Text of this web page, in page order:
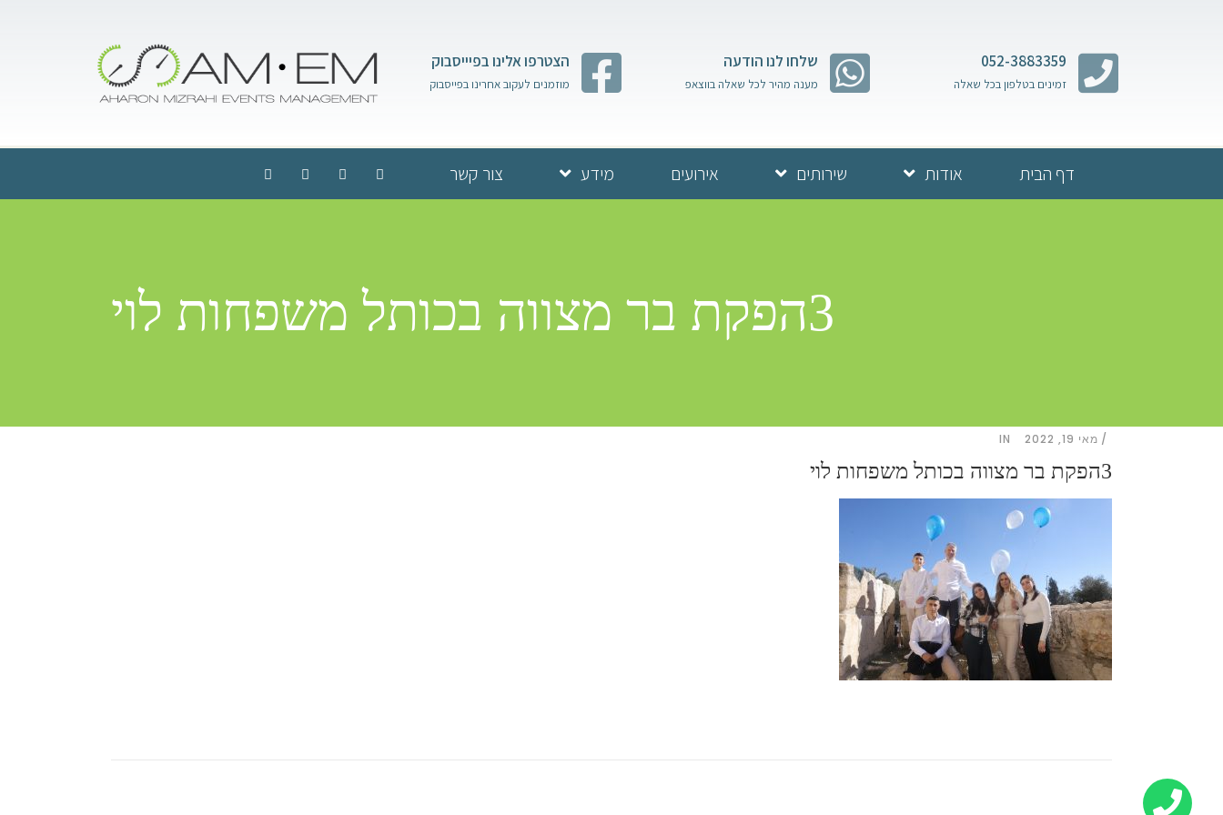
052-3883359
זמינים בטלפון בכל שאלה
שלחו לנו הודעה
מענה מהיר לכל שאלה בווצאפ
הצטרפו אלינו בפיייסבוק
מוזמנים לעקוב אחרינו בפייסבוק
דף הבית אודות שירותים אירועים מידע צור קשר
3הפקת בר מצווה בכותל משפחות לוי
מאי 19, 2022 IN
3הפקת בר מצווה בכותל משפחות לוי